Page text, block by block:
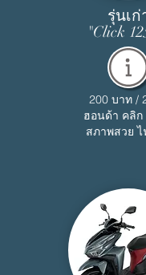
รุ่นเก่
"Click
200 บาท /
ฮอนด้า คลิก
สภาพสวย ไ